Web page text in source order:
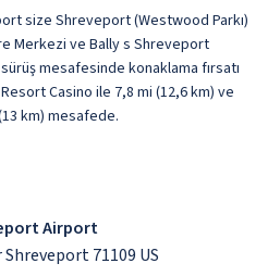
size Shreveport (Westwood Parkı)
Merkezi ve Bally s Shreveport
mesafesinde konaklama fırsatı
Casino ile 7,8 mi (12,6 km) ve
km) mesafede.
Airport
71109 US